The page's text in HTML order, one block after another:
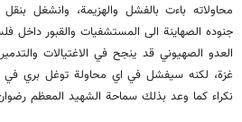
جنوده الصهاينة الى المستشفيات والقبور داخل
العدو الصهيوني قد ينجح في الاغتيالات
غزة، لكنه سيفشل في اي محاولة توغل بري
نكراء كما وعد بذلك سماحة الشهيد المعظم